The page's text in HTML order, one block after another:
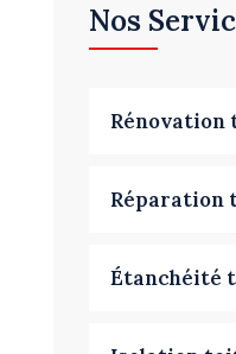
Nos
Rénovation
Réparation
Étanchéité